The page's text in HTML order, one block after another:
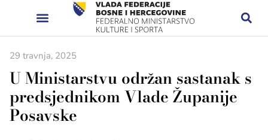
29 travnja, 2025
U Ministarstvu održan sastanak s
predsjednikom Vlade Županije
Posavske